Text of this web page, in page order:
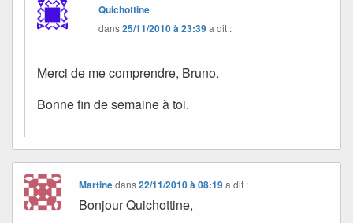
Quichottine
dans25/11/2010 à 23:39a dit :
Merci de me comprendre, Bruno.
Bonne fin de semaine à toi.
Martinedans22/11/2010 à 08:19 a dit :
Bonjour Quichottine,